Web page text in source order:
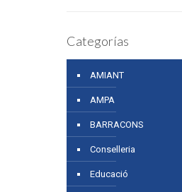
Categorías
AMIANT
AMPA
BARRACONS
Conselleria
Educació